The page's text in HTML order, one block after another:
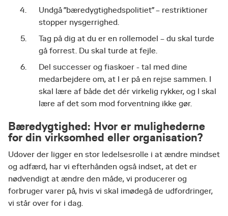
Undgå ”bæredygtighedspolitiet” – restriktioner
stopper nysgerrighed.
Tag på dig at du er en rollemodel – du skal turde
gå forrest. Du skal turde at fejle.
Del successer og fiaskoer - tal med dine
medarbejdere om, at I er på en rejse sammen. I
skal lære af både det dér virkelig rykker, og I skal
lære af det som mod forventning ikke gør.
Bæredygtighed: Hvor er mulighederne
for din virksomhed eller organisation?
Udover der ligger en stor ledelsesrolle i at ændre mindset
og adfærd, har vi efterhånden også indset, at det er
nødvendigt at ændre den måde, vi producerer og
forbruger varer på, hvis vi skal imødegå de udfordringer,
vi står over for i dag.